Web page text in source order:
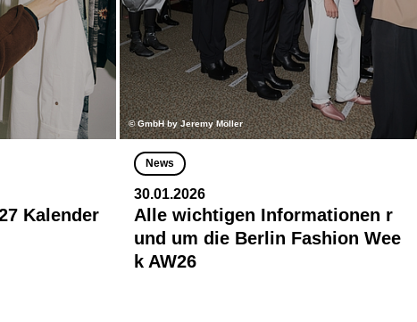
Kalender
© GmbH by Jeremy Möller
News
30.01.2026
Alle wichtigen Informationen r
und um die Berlin Fashion Wee
k AW26